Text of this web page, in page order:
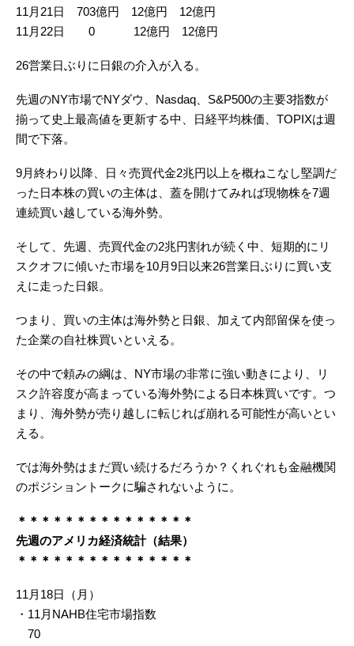
11月21日 703億円 12億円 12億円
11月22日 0 12億円 12億円
26営業日ぶりに日銀の介入が入る。
先週のNY市場でNYダウ、Nasdaq、S&P500の主要3指数が
揃って史上最高値を更新する中、日経平均株価、TOPIXは週
間で下落。
9月終わり以降、日々売買代金2兆円以上を概ねこなし堅調だ
った日本株の買いの主体は、蓋を開けてみれば現物株を7週
連続買い越している海外勢。
そして、先週、売買代金の2兆円割れが続く中、短期的にリ
スクオフに傾いた市場を10月9日以来26営業日ぶりに買い支
えに走った日銀。
つまり、買いの主体は海外勢と日銀、加えて内部留保を使っ
た企業の自社株買いといえる。
その中で頼みの綱は、NY市場の非常に強い動きにより、リ
スク許容度が高まっている海外勢による日本株買いです。つ
まり、海外勢が売り越しに転じれば崩れる可能性が高いとい
える。
では海外勢はまだ買い続けるだろうか？くれぐれも金融機関
のポジショントークに騙されないように。
＊＊＊＊＊＊＊＊＊＊＊＊＊＊＊
先週のアメリカ経済統計（結果）
＊＊＊＊＊＊＊＊＊＊＊＊＊＊＊
11月18日（月）
・11月NAHB住宅市場指数
70